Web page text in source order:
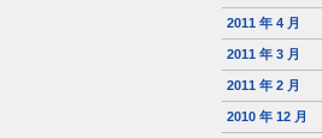
2011 年 4 月
2011 年 3 月
2011 年 2 月
2010 年 12 月